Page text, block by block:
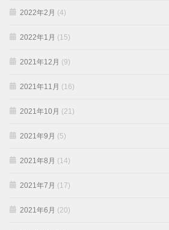
2022年2月 (4)
2022年1月 (15)
2021年12月 (9)
2021年11月 (16)
2021年10月 (21)
2021年9月 (5)
2021年8月 (14)
2021年7月 (17)
2021年6月 (20)